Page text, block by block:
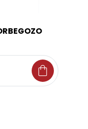
shopping_bag